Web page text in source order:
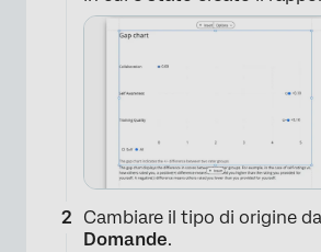
Cambiare il tipo di origine
Domande.